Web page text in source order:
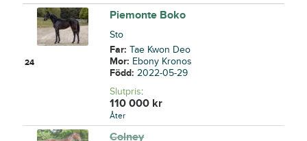
24
Piemonte Boko
Sto
Far:Tae Kwon Deo
Mor: Ebony Kronos
Född:2022-05-29
Slutpris:
110 000 kr
Åter
Colney